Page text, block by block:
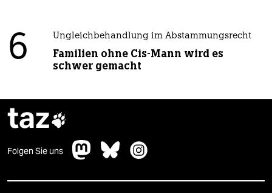
6 Ungleichbehandlung im Abstammungsrecht
Familien ohne Cis-Mann wird es
schwer gemacht
taz
Folgen Sie uns